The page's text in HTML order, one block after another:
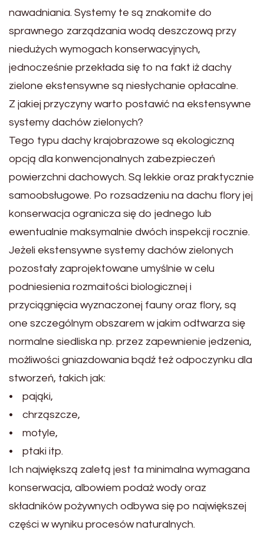
nawadniania. Systemy te są znakomite do
sprawnego zarządzania wodą deszczową przy
niedużych wymogach konserwacyjnych,
jednocześnie przekłada się to na fakt iż dachy
zielone ekstensywne są niesłychanie opłacalne.
Z jakiej przyczyny warto postawić na ekstensywne
systemy dachów zielonych?
Tego typu dachy krajobrazowe są ekologiczną
opcją dla konwencjonalnych zabezpieczeń
powierzchni dachowych. Są lekkie oraz praktycznie
samoobsługowe. Po rozsadzeniu na dachu flory jej
konserwacja ogranicza się do jednego lub
ewentualnie maksymalnie dwóch inspekcji rocznie.
Jeżeli ekstensywne systemy dachów zielonych
pozostały zaprojektowane umyślnie w celu
podniesienia rozmaitości biologicznej i
przyciągnięcia wyznaczonej fauny oraz flory, są
one szczególnym obszarem w jakim odtwarza się
normalne siedliska np. przez zapewnienie jedzenia,
możliwości gniazdowania bądź też odpoczynku dla
stworzeń, takich jak:
• pająki,
• chrząszcze,
• motyle,
• ptaki itp.
Ich największą zaletą jest ta minimalna wymagana
konserwacja, albowiem podaż wody oraz
składników pożywnych odbywa się po największej
części w wyniku procesów naturalnych.